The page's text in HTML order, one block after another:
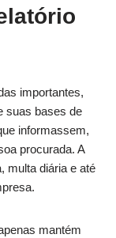
importantes,
suas bases de
informassem,
procurada. A
multa diária e até
mantém